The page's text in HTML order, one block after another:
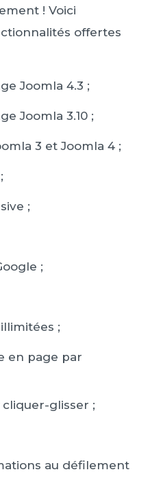
! Voici
offertes
Joomla 4.3 ;
Joomla 3.10 ;
3 et Joomla 4 ;
;
;
;
en page par
glisser ;
au défilement